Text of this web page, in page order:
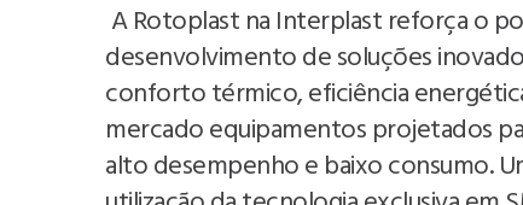
A Rotoplast na Interplast reforça o
desenvolvimento de soluções
conforto térmico, eficiência
mercado equipamentos projetados
alto desempenho e baixo consumo.